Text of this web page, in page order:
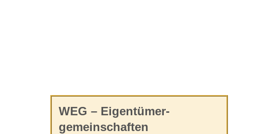
WEG – Eigentümer­­
gemeinschaften